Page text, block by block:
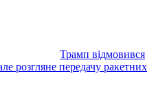
Трамп відмовився
розгляне передачу ракетних